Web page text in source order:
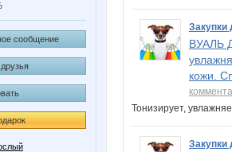
сообщение
Закупки
ВУАЛЬ
кожи.
Тонизирует,
Закупки